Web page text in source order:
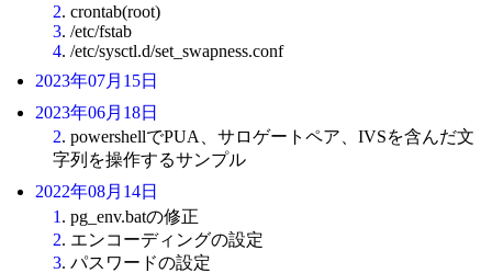
2. crontab(root)
3. /etc/fstab
4. /etc/sysctl.d/set_swapness.conf
2023年07月15日
2023年06月18日
2. powershellでPUA、サロゲートペア、IVSを含んだ文
字列を操作するサンプル
2022年08月14日
1 . pg_env.batの修正
2. エンコーディングの設定
3. パスワードの設定